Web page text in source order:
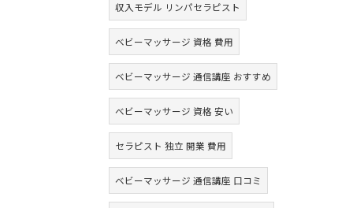
収入モデル リンパセラピスト
ベビーマッサージ 資格 費用
ベビーマッサージ 通信講座 おすすめ
ベビーマッサージ 資格 安い
セラピスト 独立 開業 費用
ベビーマッサージ 通信講座 口コミ